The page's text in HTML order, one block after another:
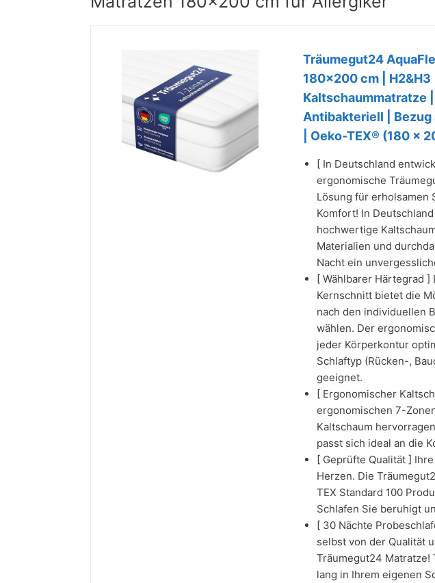
Träumegut24
180x200 cm | H2&H3
Kaltschaummatratze
Antibakteriell | Bezug
| Oeko-TEX® (180 x
[ In Deutschland
ergonomische
Lösung für erholsamen
Komfort! In
hochwertige
Materialien und
Nacht ein
[ Wählbarer Härtegrad
Kernschnitt bietet die
nach den individuellen
wählen. Der
jeder Körperkontur
Schlaftyp (Rücken-,
geeignet.
[ Ergonomischer
ergonomischen 7-
Kaltschaum
passt sich ideal an die
[ Geprüfte Qualität ]
Herzen. Die
TEX Standard 100
Schlafen Sie beruhigt
[ 30 Nächte
selbst von der Qualität
Träumegut24 Matratze!
lang in Ihrem eigenen